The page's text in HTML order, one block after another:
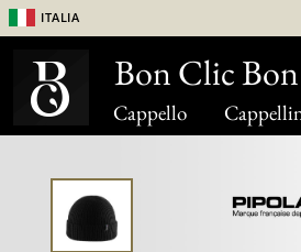
Cappello
Italia
Bon Clic